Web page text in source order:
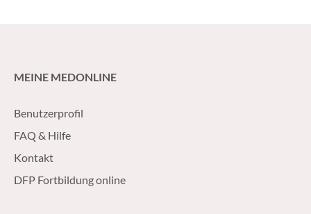
MEINE MEDONLINE
Benutzerprofil
FAQ & Hilfe
Kontakt
DFP Fortbildung online